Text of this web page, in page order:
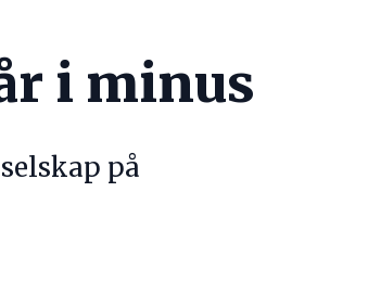
i minus
på